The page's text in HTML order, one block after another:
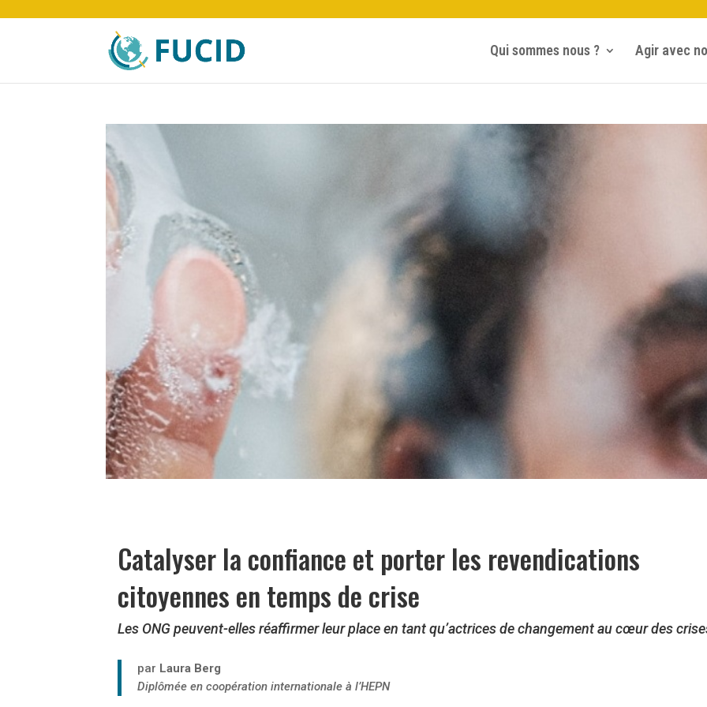
Qui sommes nous ? Agir avec
Catalyser la confiance et porter les revendications
citoyennes en temps de crise
Les ONG peuvent-elles réaffirmer leur place en tant qu’actricesde changement au cœur des
par Laura Berg
Diplômée en coopération internationale à l’HEPN